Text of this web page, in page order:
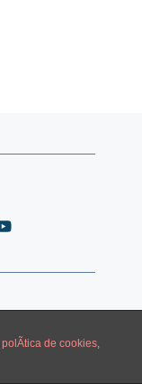
polÃ­tica de cookies,